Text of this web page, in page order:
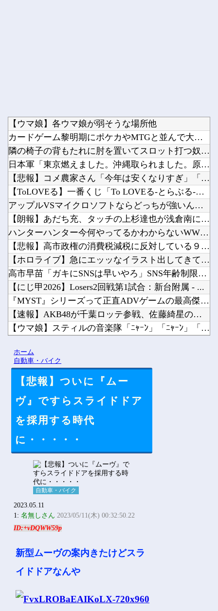
【ウマ娘】各ウマ娘が弱そうな場所他
カードゲーム黎明期にポケカやMTGと並んで大人気だったという...
隣の椅子の背もたれに肘を置いてスロット打つ奴←これマジで意味...
日本軍「東京燃えました。沖縄取られました。原爆落とされました...
【悲報】コメ農家さん「今年は安くなりすぎ」「こんな値段じゃ米...
【ToLOVEる】一番くじ「To LOVEる-とらぶる-ダー...
アップルVSマイクロソフトならどっちが強いんや？他
【朗報】あだち充、タッチの上杉達也が浅倉南に告白したシーンを...
ハンターハンター今何やってるかわからないWWW他
【悲報】高市政権の消費税減税に反対している９人の自民党議員が...
【ホロライブ】急にエッッなイラスト出してきてびっくりしたで他
高市早苗「ガキにSNSは早いやろ」SNS年齢制限法案提出検討...
【にじ甲2026】Losers2回戦第1試合：新台附属 - ...
『MYST』シリーズって正直ADVゲームの最高傑作だよね他
【速報】AKB48が千葉ロッテ参戦、佐藤綺星の始球式＆3曲披...
【ウマ娘】スティルの音楽隊「ﾆｬｰﾝ」「ﾆｬｰﾝ」「ﾆｬｰﾝ...
Powered by livedoor 相互RSS
ホーム
自動車・バイク
【悲報】ついに『ムー
ヴ』ですらスライドドア
を採用する時代
に・・・・・
自動車・バイク
2023.05.11
1:名無しさん 2023/05/11(木) 00:32:50.22
ID:+vDQWW59p
新型ムーヴの案内きたけどスラ
イドドアなんや